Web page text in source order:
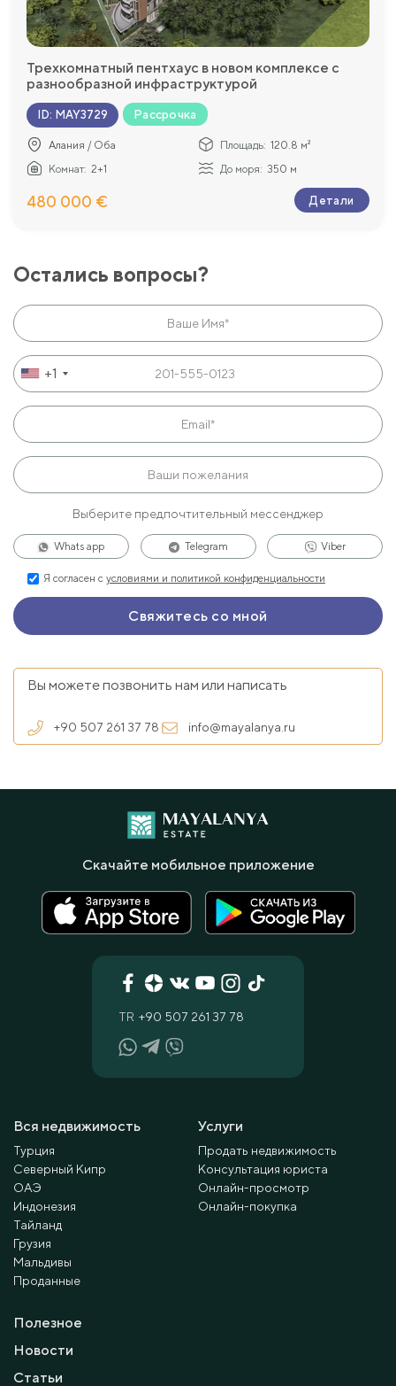
Трехкомнатный пентхаус в новом комплексе с
разнообразной инфраструктурой
ID: MAY3729 Рассрочка
Алания / Оба Площадь: 120.8 м²
Комнат: 2+1 До моря: 350 м
480 000 € Детали
Остались вопросы?
+1
Выберите предпочтительный мессенджер
Whats app Telegram Viber
Я согласен с условиями и политикой конфиденциальности
Вы можете позвонить нам или написать
+90 507 261 37 78 info@mayalanya.ru
Вся недвижимость
Турция
Северный Кипр
ОАЭ
Индонезия
Тайланд
Грузия
Мальдивы
Проданные
Услуги
Продать недвижимость
Консультация юриста
Онлайн-просмотр
Онлайн-покупка
Полезное
Новости
Статьи
TR +90 507 261 37 78
Скачайте мобильное приложение